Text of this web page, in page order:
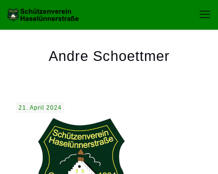
Andre Schoettmer
21. April 2024